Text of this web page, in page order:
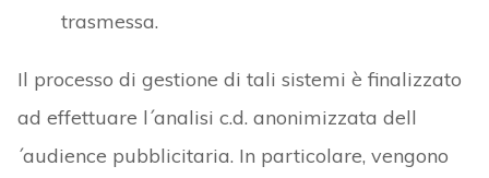
trasmessa.
Il processo di gestione di tali sistemi è finalizzato
ad effettuare l´analisi c.d. anonimizzata dell
´audience pubblicitaria. In particolare, vengono